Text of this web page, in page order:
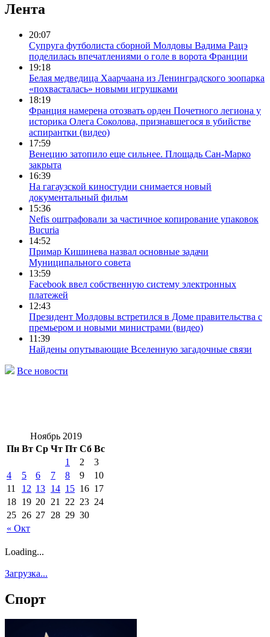
Лента
20:07
Супруга футболиста сборной Молдовы Вадима Рацэ
поделилась впечатлениями о голе в ворота Франции
19:18
Белая медведица Хаарчаана из Ленинградского зоопарка
«похвасталась» новыми игрушками
18:19
Франция намерена отозвать орден Почетного легиона у
историка Олега Соколова, признавшегося в убийстве
аспирантки (видео)
17:59
Венецию затопило еще сильнее. Площадь Сан-Марко
закрыта
16:39
На гагаузской киностудии снимается новый
документальный фильм
15:36
Nefis оштрафовали за частичное копирование упаковок
Bucuria
14:52
Примар Кишинева назвал основные задачи
Муниципального совета
13:59
Facebook ввел собственную систему электронных
платежей
12:43
Президент Молдовы встретился в Доме правительства с
премьером и новыми министрами (видео)
11:39
Найдены опутывающие Вселенную загадочные связи
Все новости
Ноябрь 2019
Пн Вт Ср Чт Пт Сб Вс
« Окт
1 2
3
4
5 6 7 8 9
10
11
12 13 14 15 16 17
18 19 20 21 22 23 24
25 26 27 28 29 30
Loading...
Загрузка...
Спорт